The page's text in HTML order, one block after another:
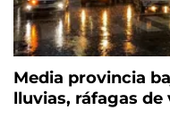
Media provincia
lluvias, ráfagas